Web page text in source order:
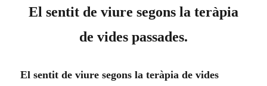
El sentit de viure segons la teràpia
de vides passades.
El sentit de viure segons la teràpia de vides